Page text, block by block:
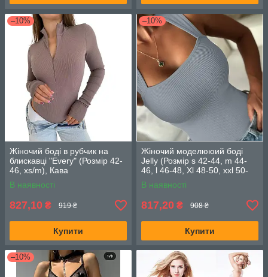
–10%
Жіночий боді в рубчик на
блискавці "Every" (Розмір 42-
46, xs/m), Кава
В наявності
827,10 ₴ 919 ₴
Купити
–10%
Жіночий моделююий боді
Jelly (Розмір s 42-44, m 44-
46, l 46-48, Xl 48-50, xxl 50-
52р), Сірий
В наявності
817,20 ₴ 908 ₴
Купити
–10%